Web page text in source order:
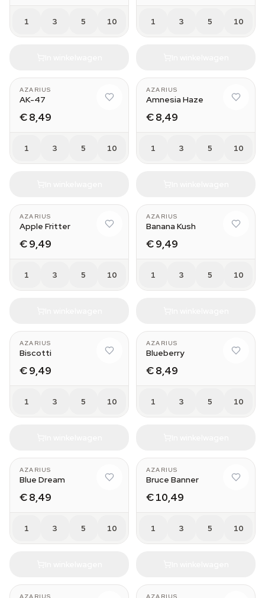
1 3 5 10 1 3 5 10
AZARIUS
AK-47
€ 8,49
1 3 5 10
AZARIUS
Amnesia Haze
€ 8,49
1 3 5 10
AZARIUS
Apple Fritter
€ 9,49
1 3 5 10
AZARIUS
Banana Kush
€ 9,49
1 3 5 10
AZARIUS
Biscotti
€ 9,49
1 3 5 10
AZARIUS
Blueberry
€ 8,49
1 3 5 10
AZARIUS
Blue Dream
€ 8,49
1 3 5 10
AZARIUS
Bruce Banner
€ 10,49
1 3 5 10